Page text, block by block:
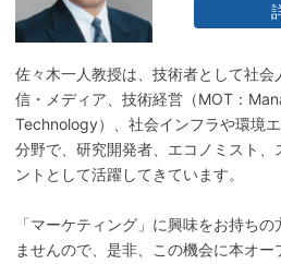
佐々木一人教授は、技術者として社会
信・メディア、技術経営（MOT：
Technology）、社会インフラや環境
分野で、研究開発者、エコノミスト、
ントとして活躍してきています。
「マーケティング」に興味をお持ち
ませんので、是非、この機会に本オー